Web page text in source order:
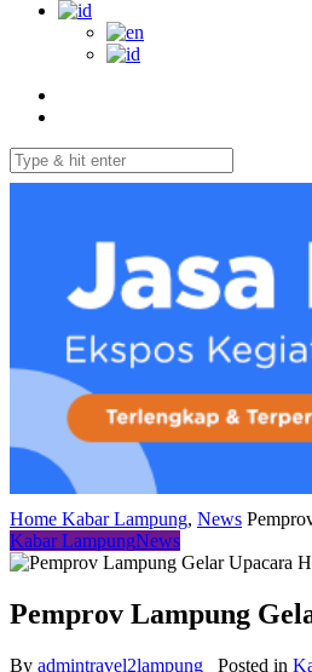
Home Kabar Lampung, News
Kabar LampungNews
Pemprov Lampung
By admintravel2lampung Posted in